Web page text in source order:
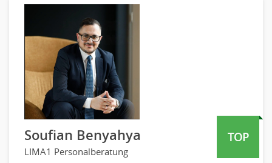
PR, Unternehmenskommunikation
Produktmanagement
Strategisches Marketing
Vertriebsmarketing
Human Resources
Personal Leitung, Teamleitung
rec2rec
Recruiting, Personalmarketing
Referent
Anwaltschaft
Pharmaindustrie
Telekommunikation
Textilien & Bekleidung
Transport & Logistik
Unternehmensberatung
Naturwissenschaften & Forschung
TOP
Soufian Benyahya
LIMA1 Personalberatung